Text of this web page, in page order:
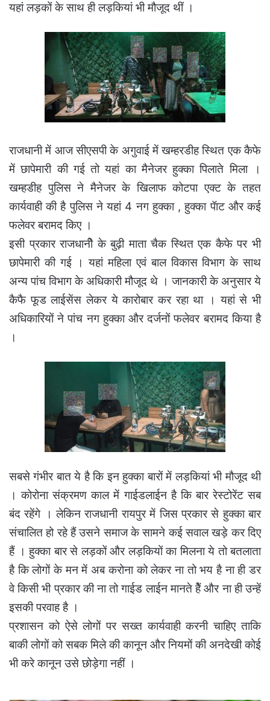
यहां लड़कों के साथ ही लड़कियां भी मौजूद थीं ।
राजधानी में आज सीएसपी के अगुवाई में खम्हरडीह स्थित एक कैफे
में छापेमारी की गई तो यहां का मैनेजर हुक्का पिलाते मिला ।
खम्हडीह पुलिस ने मैनेजर के खिलाफ कोटपा एक्ट के तहत
कार्यवाही की है पुलिस ने यहां 4 नग हुक्का , हुक्का पॅाट और कई
फलेवर बरामद किए ।
इसी प्रकार राजधानीे के बुढ़ी माता चैक स्थित एक कैफे पर भी
छापेमारी की गई । यहां महिला एवं बाल विकास विभाग के साथ
अन्य पांच विभाग के अधिकारी मौजूद थे । जानकारी के अनुसार ये
कैफै फूड लाईसेंस लेकर ये कारोबार कर रहा था । यहां से भी
अधिकारियों ने पांच नग हुक्का और दर्जनों फलेवर बरामद किया है
।
सबसे गंभीर बात ये है कि इन हुक्का बारों में लड़कियां भी मौजूद थी
। कोरोना संक्रमण काल में गाईडलाईन है कि बार रेस्टोरेंट सब
बंद रहेंगे । लेकिन राजधानी रायपुर में जिस प्रकार से हुक्का बार
संचालित हो रहे हैं उसने समाज के सामने कई सवाल खड़े कर दिए
हैं । हुक्का बार से लड़कों और लड़कियों का मिलना ये तो बतलाता
है कि लोगों के मन में अब करोना को लेकर ना तो भय है ना ही डर
वे किसी भी प्रकार की ना तो गाईड लाईन मानते हेैं और ना ही उन्हें
इसकी परवाह है ।
प्रशासन को ऐसे लोगों पर सख्त कार्यवाही करनी चाहिए ताकि
बाकी लोगों को सबक मिले की कानून और नियमों की अनदेखी कोई
भी करे कानून उसे छोड़ेगा नहीं ।